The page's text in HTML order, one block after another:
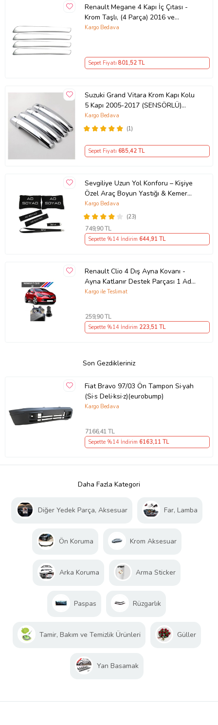
Renault Megane 4 Kapı İç Çıtası -
Krom Taşlı, (4 Parça) 2016 ve
Sonrası, HB/SD
Kargo Bedava
Sepet Fiyatı 801,52 TL
Suzuki Grand Vitara Krom Kapı Kolu
5 Kapı 2005-2017 (SENSÖRLÜ)
P.ÇELİK
(1)
Kargo Bedava
Sepet Fiyatı 685,42 TL
Sevgiliye Uzun Yol Konforu – Kişiye
Özel Araç Boyun Yastığı & Kemer
Pedi Hediye Seti
(23)
Kargo Bedava
749,90 TL
Sepette %14 İndirim 644,91 TL
Renault Clio 4 Dış Ayna Kovanı -
Ayna Katlanır Destek Parçası 1 Adet
490307706 M3625
Kargo ile Teslimat
259,90 TL
Sepette %14 İndirim 223,51 TL
Son Gezdikleriniz
Fiat Bravo 97/03 Ön Tampon Si·yah
(Si·s Deli·ksi·z)(eurobump)
Kargo Bedava
7166,41 TL
Sepette %14 İndirim 6163,11 TL
Daha Fazla Kategori
Diğer Yedek Parça, Aksesuar Far, Lamba
Ön Koruma Krom Aksesuar
Arka Koruma Arma Sticker
Paspas Rüzgarlık
Tamir, Bakım ve Temizlik Ürünleri Güller
Yan Basamak